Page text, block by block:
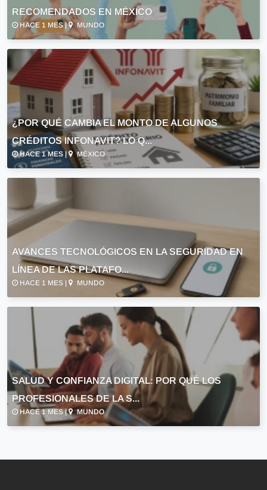
RECOMENDADOS EN MÉXICO
HACE 1 MES | MUNDO
¿POR QUÉ CAMBIA EL MONTO DE ALGUNOS
CRÉDITOS INFONAVIT? LO Q...
HACE 1 MES | MÉXICO
AVANCES TECNOLÓGICOS EN LA SEGURIDAD EN
LÍNEA DE LAS PLATAFO...
HACE 1 MES | MUNDO
SALUD Y CONFIANZA DIGITAL: POR QUÉ LOS
PROFESIONALES DE LA S...
HACE 1 MES | MUNDO